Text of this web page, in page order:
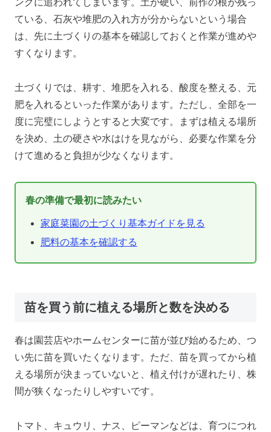
ングに追われてしまいます。土が硬い、前作の根が残っ
ている、石灰や堆肥の入れ方が分からないという場合
は、先に土づくりの基本を確認しておくと作業が進めや
すくなります。
土づくりでは、耕す、堆肥を入れる、酸度を整える、元
肥を入れるといった作業があります。ただし、全部を一
度に完璧にしようとすると大変です。まずは植える場所
を決め、土の硬さや水はけを見ながら、必要な作業を分
けて進めると負担が少なくなります。
春の準備で最初に読みたい
家庭菜園の土づくり基本ガイドを見る
肥料の基本を確認する
苗を買う前に植える場所と数を決める
春は園芸店やホームセンターに苗が並び始めるため、つ
い先に苗を買いたくなります。ただ、苗を買ってから植
える場所が決まっていないと、植え付けが遅れたり、株
間が狭くなったりしやすいです。
トマト、キュウリ、ナス、ピーマンなどは、育つにつれ